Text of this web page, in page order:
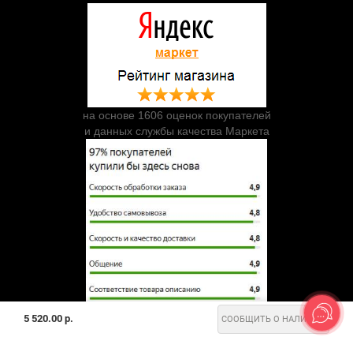
5 520.00 р. СООБЩИТЬ О НАЛИЧИИ
на основе 1606 оценок покупателей
и данных службы качества Маркета